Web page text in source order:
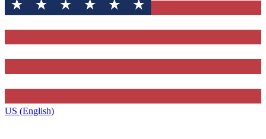
US (English)